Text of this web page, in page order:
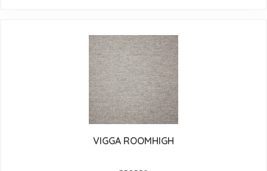
VIGGA ROOMHIGH